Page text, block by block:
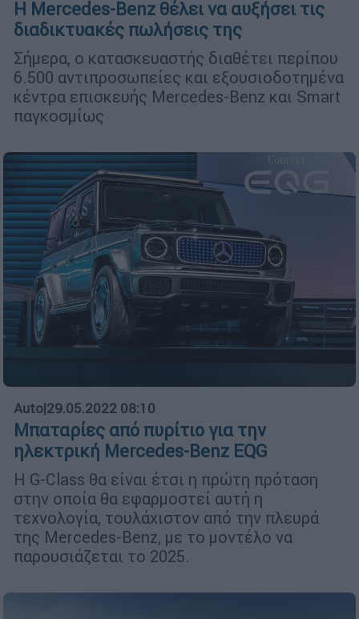
Η Mercedes-Benz θέλει να αυξήσει τις
διαδικτυακές πωλήσεις της
Σήμερα, ο κατασκευαστής διαθέτει περίπου
6.500 αντιπροσωπείες και εξουσιοδοτημένα
κέντρα επισκευής Mercedes-Benz και Smart
παγκοσμίως
Auto|29.05.2022 08:10
Μπαταρίες από πυρίτιο για την
ηλεκτρική Mercedes-Benz EQG
Η G-Class θα είναι έτσι η πρώτη πρόταση
στην οποία θα εφαρμοστεί αυτή η
τεχνολογία, τουλάχιστον από την πλευρά
της Mercedes-Benz, με το μοντέλο να
παρουσιάζεται το 2025.